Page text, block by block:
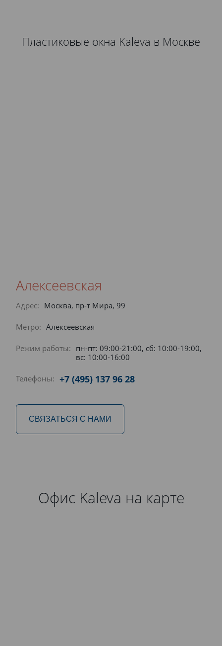
Пластиковые окна Kaleva в Москве
Алексеевская
Адрес: Москва, пр-т Мира, 99
Метро: Алексеевская
Режим работы: пн-пт: 09:00-21:00, сб: 10:00-19:00,
вс: 10:00-16:00
Телефоны: +7 (495) 137 96 28
СВЯЗАТЬСЯ С НАМИ
Офис Kaleva на карте